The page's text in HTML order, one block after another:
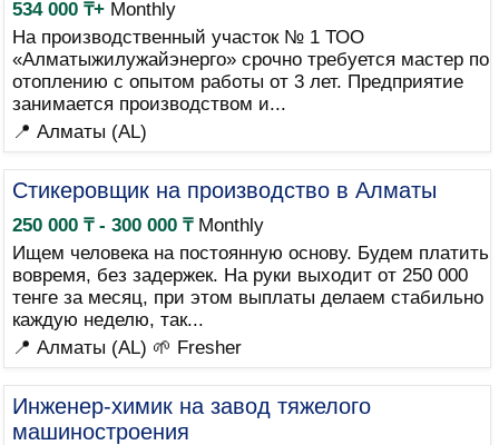
534 000 ₸+Monthly
На производственный участок № 1 ТОО
«Алматыжилужайэнерго» срочно требуется мастер по
отоплению с опытом работы от 3 лет. Предприятие
занимается производством и...
📍 Алматы (AL)
Стикеровщик на производство в Алматы
250 000 ₸ - 300 000 ₸Monthly
Ищем человека на постоянную основу. Будем платить
вовремя, без задержек. На руки выходит от 250 000
тенге за месяц, при этом выплаты делаем стабильно
каждую неделю, так...
📍 Алматы (AL) 🌱 Fresher
Инженер-химик на завод тяжелого
машиностроения